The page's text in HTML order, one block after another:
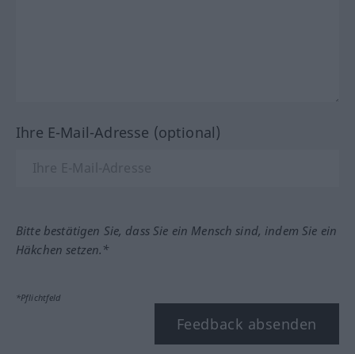
Ihre E-Mail-Adresse (optional)
Bitte bestätigen Sie, dass Sie ein Mensch sind, indem Sie ein
Häkchen setzen.*
*Pflichtfeld
Feedback absenden